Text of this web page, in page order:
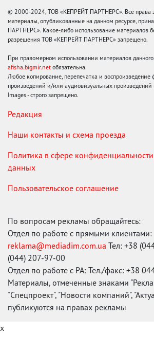
© 2000-2024, ТОВ «КЕПРЕЙТ ПАРТНЕРС». Все права
материалы, опубликованные на данном ресурсе,
ПАРТНЕРС». Какое-либо использование материалов
разрешения ТОВ «КЕПРЕЙТ ПАРТНЕРС» запрещено.
При правомерном использовании материалов данного
afisha.bigmir.net обязательна.
Любое копирование, перепечатка и воспроизведение
произведений и/или аудиовизуальных произведений
Images - строго запрещено.
Редакция
Наши контакты и схема проезда
Политика в сфере
данных
Пользовательское соглашение
По вопросам рекламы обращайтесь:
Отдел по работе с прямыми клиентами:
reklama@mediadim.com.ua Тел: +38
(044) 207-97-00
Отдел по работе с РА: Тел./факс: +38
Материалы, отмеченные знаками
"Спецпроект", "Новости компаний",
публикуются на правах рекламы
x